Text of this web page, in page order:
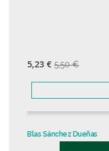
5,23 € 5,50 €
Blas Sánchez Dueñas